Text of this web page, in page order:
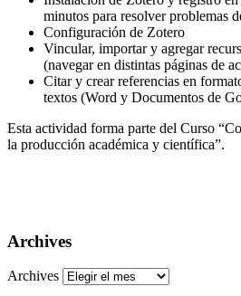
minutos para resolver problemas
Configuración de Zotero
Vincular, importar y agregar
(navegar en distintas páginas de
Citar y crear referencias en
textos (Word y Documentos de
Esta actividad forma parte del Curso
la producción académica y científica”.
Archives
Archives